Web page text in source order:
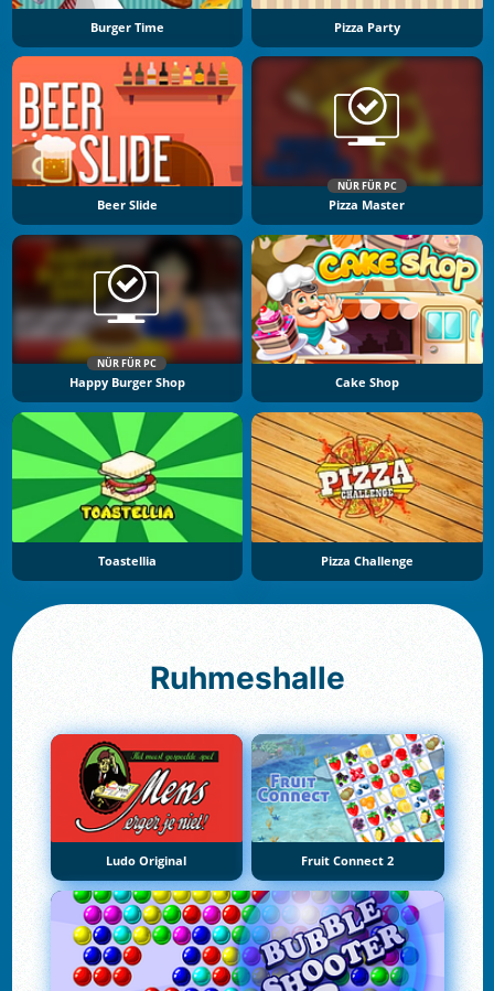
Burger Time Pizza Party
Beer Slide
NÜR FÜR PC
Pizza Master
NÜR FÜR PC
Happy Burger Shop Cake Shop
Toastellia Pizza Challenge
Ruhmeshalle
Ludo Original Fruit Connect 2